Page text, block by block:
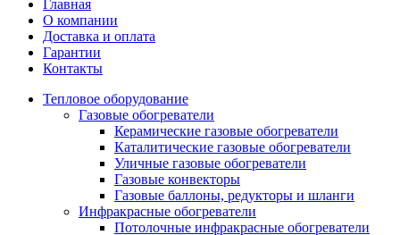
Главная
О компании
Доставка и оплата
Гарантии
Контакты
Тепловое оборудование
Газовые обогреватели
Керамические газовые обогреватели
Каталитические газовые обогреватели
Уличные газовые обогреватели
Газовые конвекторы
Газовые баллоны, редукторы и шланги
Инфракрасные обогреватели
Потолочные инфракрасные обогреватели